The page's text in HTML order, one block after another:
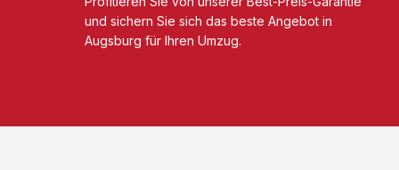
und sichern Sie sich das beste Angebot in
Augsburg für Ihren Umzug.